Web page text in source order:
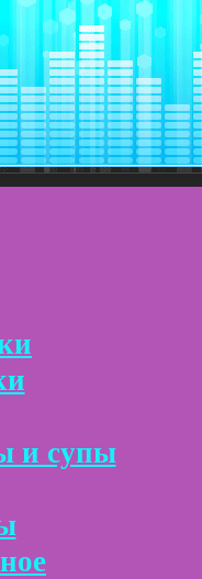
и супы